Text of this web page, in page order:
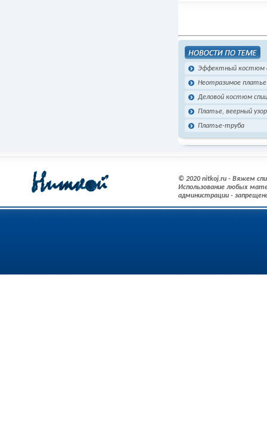
Эффектный костюм
Неотразимое
Деловой костюм
Платье, веерный
Платье-труба
© 2020 nitkoj.ru - Вяжем
Использование любых
администрации -